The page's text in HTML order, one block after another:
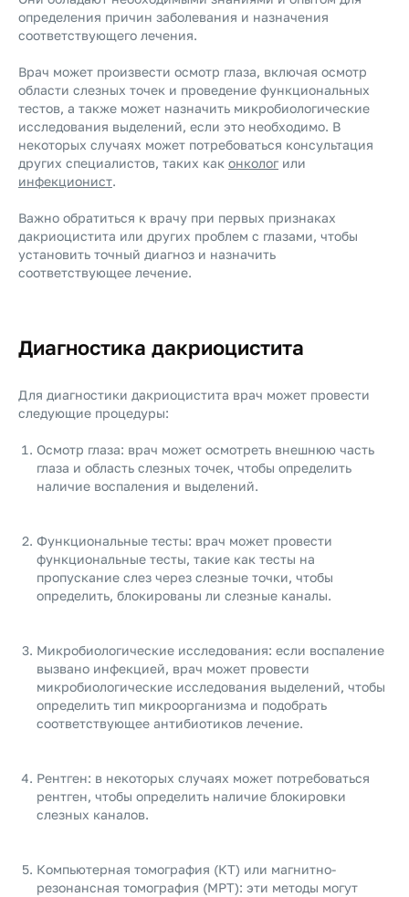
определения причин заболевания и назначения
соответствующего лечения.
Врач может произвести осмотр глаза, включая осмотр
области слезных точек и проведение функциональных
тестов, а также может назначить микробиологические
исследования выделений, если это необходимо. В
некоторых случаях может потребоваться консультация
других специалистов, таких как онколог или
инфекционист.
Важно обратиться к врачу при первых признаках
дакриоцистита или других проблем с глазами, чтобы
установить точный диагноз и назначить
соответствующее лечение.
Диагностика дакриоцистита
Для диагностики дакриоцистита врач может провести
следующие процедуры:
Осмотр глаза: врач может осмотреть внешнюю часть
глаза и область слезных точек, чтобы определить
наличие воспаления и выделений.
Функциональные тесты: врач может провести
функциональные тесты, такие как тесты на
пропускание слез через слезные точки, чтобы
определить, блокированы ли слезные каналы.
Микробиологические исследования: если воспаление
вызвано инфекцией, врач может провести
микробиологические исследования выделений, чтобы
определить тип микроорганизма и подобрать
соответствующее антибиотиков лечение.
Рентген: в некоторых случаях может потребоваться
рентген, чтобы определить наличие блокировки
слезных каналов.
Компьютерная томография (КТ) или магнитно-
резонансная томография (МРТ): эти методы могут